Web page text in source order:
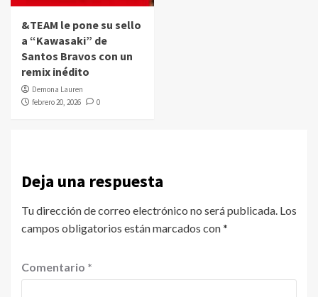
&TEAM le pone su sello
a “Kawasaki” de
Santos Bravos con un
remix inédito
Demona Lauren
febrero 20, 2026
0
Deja una respuesta
Tu dirección de correo electrónico no será publicada. Los
campos obligatorios están marcados con*
Comentario *